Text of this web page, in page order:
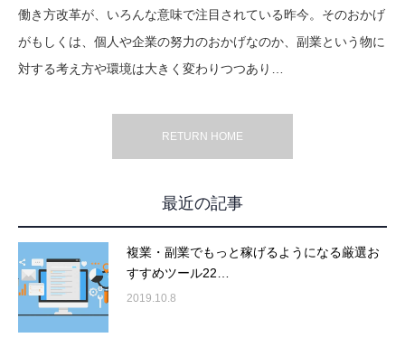
働き方改革が、いろんな意味で注目されている昨今。そのおかげ
がもしくは、個人や企業の努力のおかげなのか、副業という物に
対する考え方や環境は大きく変わりつつあり…
RETURN HOME
最近の記事
複業・副業でもっと稼げるようになる厳選お
すすめツール22…
2019.10.8